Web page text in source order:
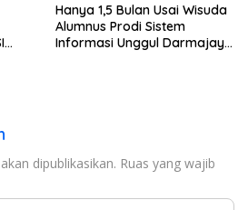
Hanya 1,5 Bulan Usai Wisuda
Alumnus Prodi Sistem
Informasi Unggul Darmajaya
dipublikasikan. Ruas yang wajib